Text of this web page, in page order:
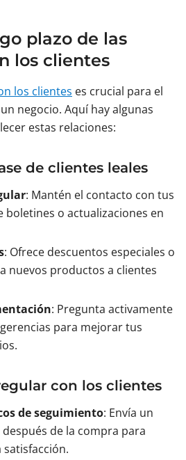
plazo de las
los clientes
los clientes es crucial para el
negocio. Aquí hay algunas
estas relaciones:
de clientes leales
: Mantén el contacto con tus
boletines o actualizaciones en
: Ofrece descuentos especiales o
nuevos productos a clientes
: Pregunta activamente
para mejorar tus
con los clientes
de seguimiento: Envía un
de la compra para